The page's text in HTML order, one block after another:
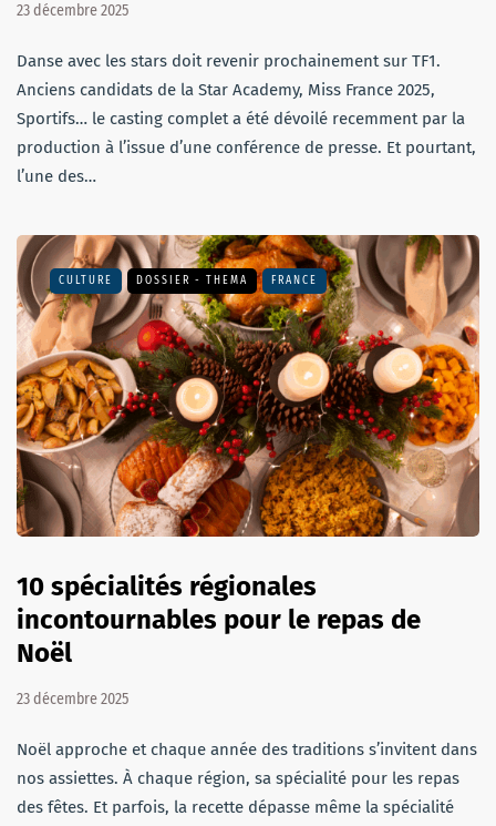
23 décembre 2025
Danse avec les stars doit revenir prochainement sur TF1.
Anciens candidats de la Star Academy, Miss France 2025,
Sportifs… le casting complet a été dévoilé recemment par la
production à l’issue d’une conférence de presse. Et pourtant,
l’une des…
CULTURE DOSSIER - THEMA FRANCE
10 spécialités régionales
incontournables pour le repas de
Noël
23 décembre 2025
Noël approche et chaque année des traditions s’invitent dans
nos assiettes. À chaque région, sa spécialité pour les repas
des fêtes. Et parfois, la recette dépasse même la spécialité